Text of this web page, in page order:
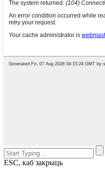
ESC, каб закрыць